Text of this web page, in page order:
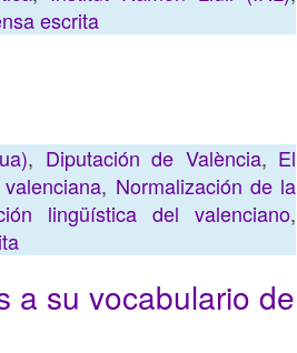
escrita
, Diputación de València, El
, Normalización de la
lingüística del valenciano,
a su vocabulario de